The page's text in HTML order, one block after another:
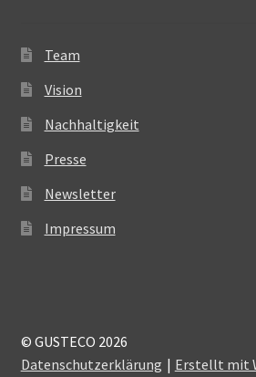
Team
Vision
Nachhaltigkeit
Presse
Newsletter
Impressum
© GUSTECO 2026
Datenschutzerklärung
Erstellt mit